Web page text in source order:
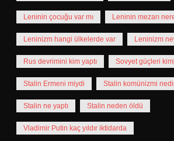
Leninin çocuğu var mı Leninin mezarı
Leninizm hangi ülkelerde var Leninizm
Rus devrimini kim yaptı Sovyet güçleri
Stalin Ermeni miydi Stalin komünizmi
Stalin ne yaptı Stalin neden öldü
Vladimir Putin kaç yıldır iktidarda